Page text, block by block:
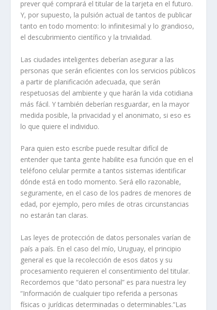
prever qué comprará el titular de la tarjeta en el futuro.
Y, por supuesto, la pulsión actual de tantos de publicar
tanto en todo momento: lo infinitesimal y lo grandioso,
el descubrimiento científico y la trivialidad.
Las ciudades inteligentes deberían asegurar a las
personas que serán eficientes con los servicios públicos
a partir de planificación adecuada, que serán
respetuosas del ambiente y que harán la vida cotidiana
más fácil. Y también deberían resguardar, en la mayor
medida posible, la privacidad y el anonimato, si eso es
lo que quiere el individuo.
Para quien esto escribe puede resultar difícil de
entender que tanta gente habilite esa función que en el
teléfono celular permite a tantos sistemas identificar
dónde está en todo momento. Será ello razonable,
seguramente, en el caso de los padres de menores de
edad, por ejemplo, pero miles de otras circunstancias
no estarán tan claras.
Las leyes de protección de datos personales varían de
país a país. En el caso del mío, Uruguay, el principio
general es que la recolección de esos datos y su
procesamiento requieren el consentimiento del titular.
Recordemos que “dato personal” es para nuestra ley
“Información de cualquier tipo referida a personas
físicas o jurídicas determinadas o determinables.”Las